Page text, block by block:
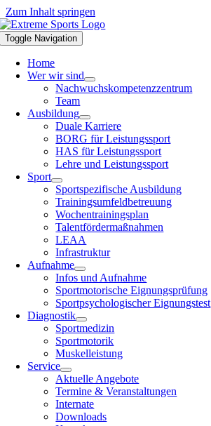
Zum Inhalt springen
Toggle Navigation
Home
Wer wir sind
Nachwuchskompetenzzentrum
Team
Ausbildung
Duale Karriere
BORG für Leistungssport
HAS für Leistungssport
Lehre und Leistungssport
Sport
Sportspezifische Ausbildung
Trainingsumfeldbetreuung
Wochentrainingsplan
Talentfördermaßnahmen
LEAA
Infrastruktur
Aufnahme
Infos und Aufnahme
Sportmotorische Eignungsprüfung
Sportpsychologischer Eignungstest
Diagnostik
Sportmedizin
Sportmotorik
Muskelleistung
Service
Aktuelle Angebote
Termine & Veranstaltungen
Internate
Downloads